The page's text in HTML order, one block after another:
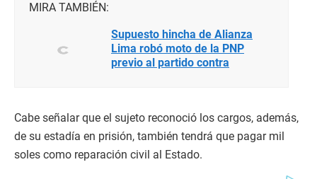
MIRA TAMBIÉN:
Supuesto hincha de Alianza
Lima robó moto de la PNP
previo al partido contra
Cabe señalar que el sujeto reconoció los cargos, además,
de su estadía en prisión, también tendrá que pagar mil
soles como reparación civil al Estado.